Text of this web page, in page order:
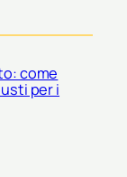
come
per i